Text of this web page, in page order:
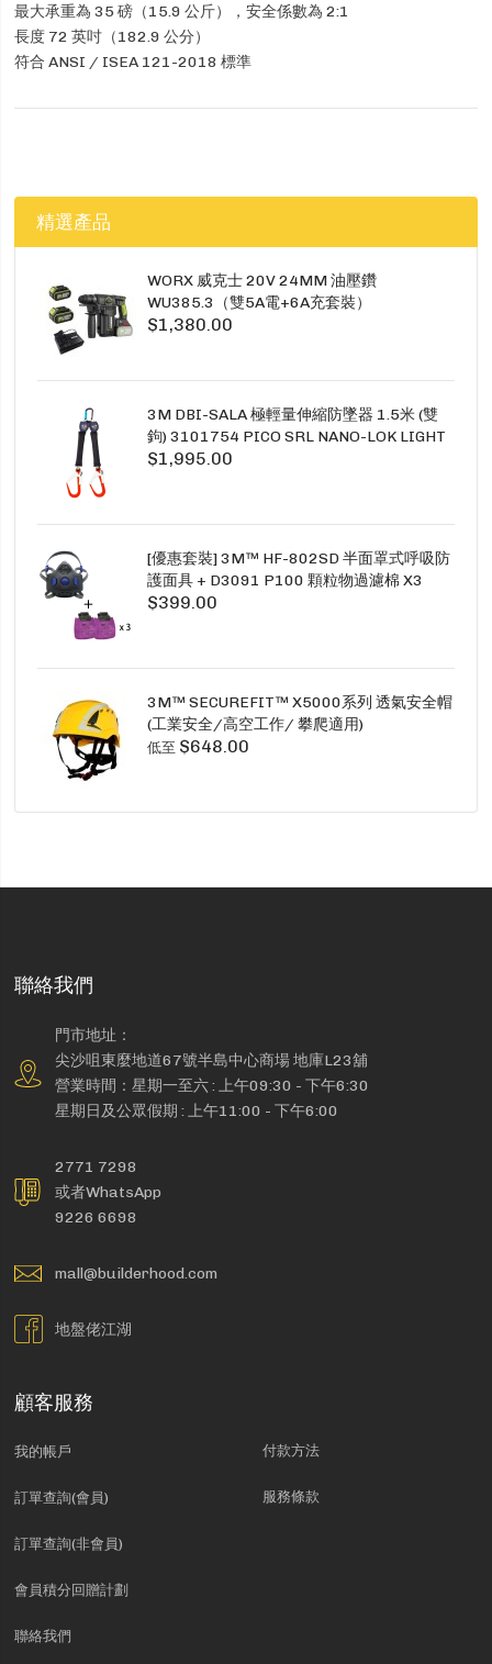
最大承重為 35 磅（15.9 公斤），安全係數為 2:1
長度 72 英吋（182.9 公分）
符合 ANSI / ISEA 121-2018 標準
精選產品
WORX 威克士 20V 24MM 油壓鑽
WU385.3（雙5A電+6A充套裝）
$1,380.00
3M DBI-SALA 極輕量伸縮防墜器 1.5米 (雙
鉤) 3101754 PICO SRL NANO-LOK LIGHT
1.5M TWINS
$1,995.00
[優惠套裝] 3M™ HF-802SD 半面罩式呼吸防
護面具 + D3091 P100 顆粒物過濾棉 X3
SECURE CLICK HF-802SD HF-800SD 系列
$399.00
3M™ SECUREFIT™ X5000系列 透氣安全帽
(工業安全/高空工作/ 攀爬適用)
低至 $648.00
聯絡我們
門市地址：
尖沙咀東麼地道67號半島中心商場 地庫L23舖
營業時間：星期一至六 : 上午09:30 - 下午6:30
星期日及公眾假期 : 上午11:00 - 下午6:00
2771 7298
或者WhatsApp
9226 6698
mall@builderhood.com
地盤佬江湖
顧客服務
我的帳戶
訂單查詢(會員)
訂單查詢(非會員)
會員積分回贈計劃
聯絡我們
付款方法
服務條款